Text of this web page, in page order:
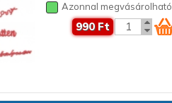
Azonnal megvásárolható
990 Ft